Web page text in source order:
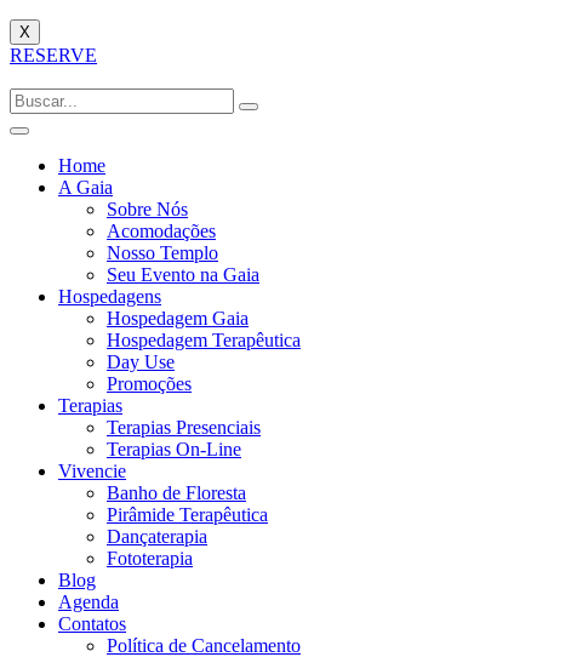
X
RESERVE
Home
A Gaia
Sobre Nós
Acomodações
Nosso Templo
Seu Evento na Gaia
Hospedagens
Hospedagem Gaia
Hospedagem Terapêutica
Day Use
Promoções
Terapias
Terapias Presenciais
Terapias On-Line
Vivencie
Banho de Floresta
Pirâmide Terapêutica
Dançaterapia
Fototerapia
Blog
Agenda
Contatos
Política de Cancelamento